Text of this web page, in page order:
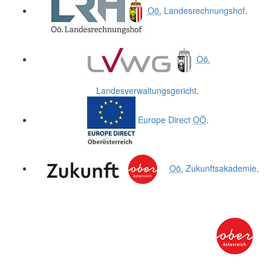
Oö. Landesrechnungshof.
Oö.
Landesverwaltungsgericht.
Europe Direct OÖ.
Oö. Zukunftsakademie.